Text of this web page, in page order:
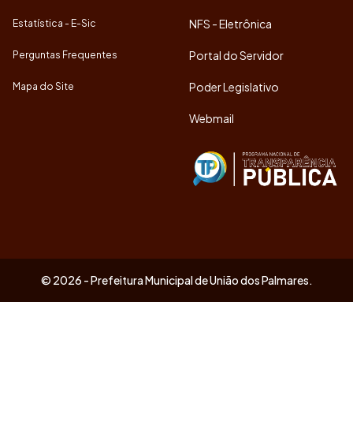
Estatística - E-Sic
Perguntas Frequentes
Mapa do Site
NFS - Eletrônica
Portal do Servidor
Poder Legislativo
Webmail
© 2026 - Prefeitura Municipal de União dos Palmares.